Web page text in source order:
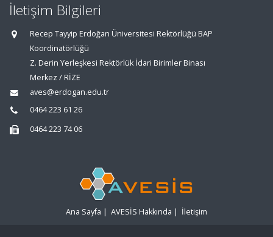
İletişim Bilgileri
Recep Tayyip Erdoğan Üniversitesi Rektörlüğü BAP
Koordinatörlüğü
Z. Derin Yerleşkesi Rektörlük İdari Birimler Binası
Merkez / RİZE
aves@erdogan.edu.tr
0464 223 61 26
0464 223 74 06
Ana Sayfa | AVESİS Hakkında | İletişim